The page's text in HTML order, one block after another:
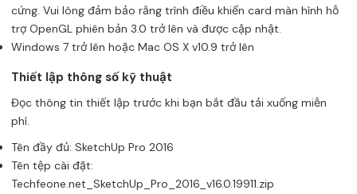
cứng. Vui lòng đảm bảo rằng trình điều khiển card màn hình hỗ
trợ OpenGL phiên bản 3.0 trở lên và được cập nhật.
Windows 7 trở lên hoặc Mac OS X v10.9 trở lên
Thiết lập thông số kỹ thuật
Đọc thông tin thiết lập trước khi bạn bắt đầu tải xuống miễn
phí.
Tên đầy đủ: SketchUp Pro 2016
Tên tệp cài đặt:
Techfeone.net_SketchUp_Pro_2016_v16.0.19911.zip